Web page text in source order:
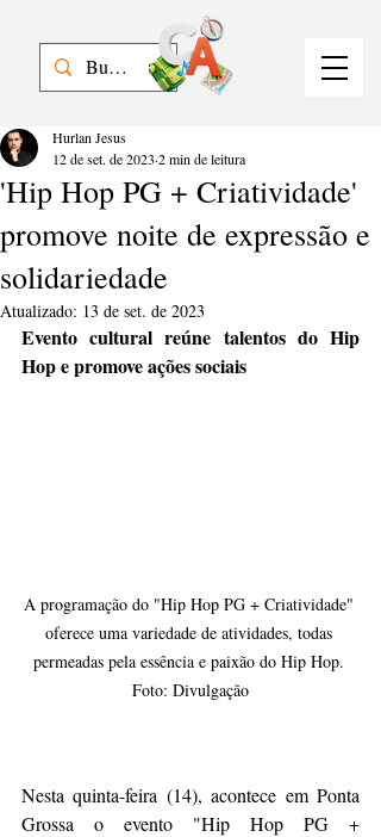
'Hip Hop PG + Criatividade'
promove noite de expressão e
solidariedade
Hurlan Jesus
12 de set. de 2023 2 min de leitura
Atualizado: 13 de set. de 2023
Evento cultural reúne talentos do Hip
Hop e promove ações sociais
A programação do "Hip Hop PG + Criatividade"
oferece uma variedade de atividades, todas
permeadas pela essência e paixão do Hip Hop.
Foto: Divulgação
Nesta quinta-feira (14), acontece em Ponta
Grossa o evento "Hip Hop PG +